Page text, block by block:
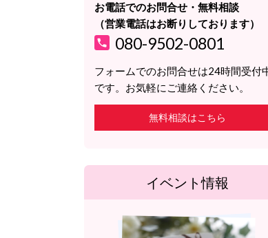
お電話でのお問合せ・無料相談
（営業電話はお断りしております）
080-9502-0801
フォームでのお問合せは24時間受付
です。お気軽にご連絡ください。
無料相談はこちら
イベント情報